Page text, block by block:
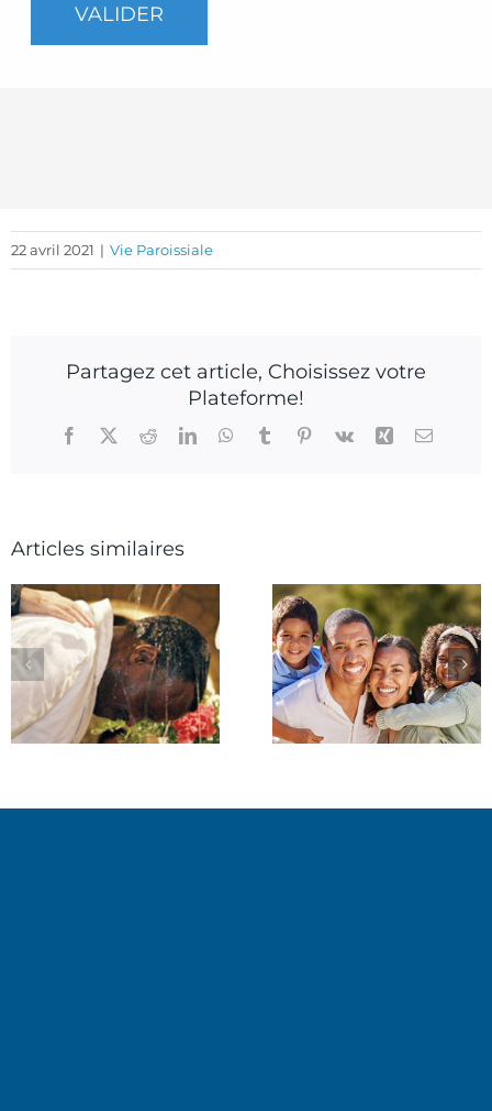
VALIDER
22 avril 2021 | Vie Paroissiale
Partagez cet article, Choisissez votre
Plateforme!
Facebook
X RedditLinkedInWhatsApp
TumblrPinterest
Vk Xing Email
Articles similaires
Célébrer un
Baptême
Pastorale
Funérailles